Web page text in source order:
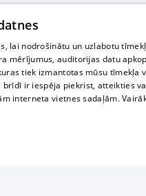
lai nodrošinātu un uzlabotu
mērījumus, auditorijas datu
tiek izmantotas mūsu
ir iespēja piekrist, atteikties
interneta vietnes sadaļām.